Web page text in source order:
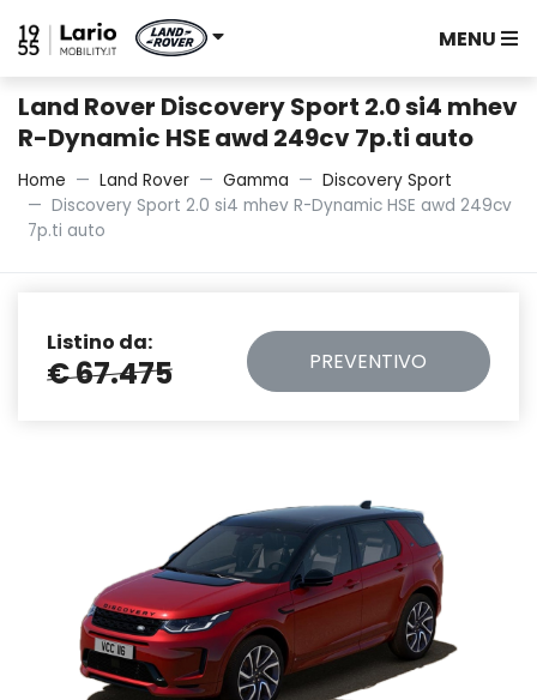
MENU
Land Rover Discovery Sport 2.0 si4 mhev
R-Dynamic HSE awd 249cv 7p.ti auto
Home Land Rover Gamma
Discovery Sport
Discovery Sport 2.0 si4 mhev R-Dynamic HSE awd 249cv
7p.ti auto
Listino da:
€ 67.475 PREVENTIVO